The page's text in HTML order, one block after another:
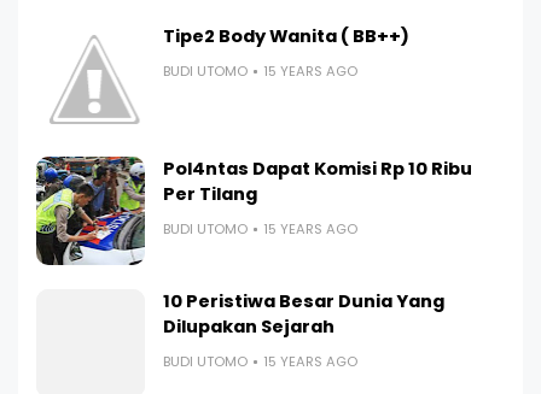
Tipe2 Body Wanita ( BB++)
BUDI UTOMO 15 YEARS AGO
Pol4ntas Dapat Komisi Rp 10 Ribu
Per Tilang
BUDI UTOMO 15 YEARS AGO
10 Peristiwa Besar Dunia Yang
Dilupakan Sejarah
BUDI UTOMO 15 YEARS AGO